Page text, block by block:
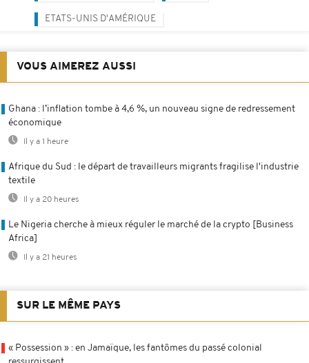
ETATS-UNIS D'AMÉRIQUE
VOUS AIMEREZ AUSSI
Ghana : l’inflation tombe à 4,6 %, un nouveau signe de redressement
économique
Il y a 1 heure
Afrique du Sud : le départ de travailleurs migrants fragilise l'industrie
textile
Il y a 20 heures
Le Nigeria cherche à mieux réguler le marché de la crypto [Business
Africa]
Il y a 21 heures
SUR LE MÊME PAYS
« Possession » : en Jamaïque, les fantômes du passé colonial